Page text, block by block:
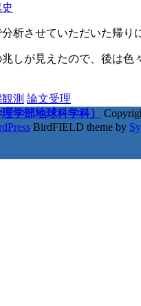
析させていただいた帰り
しが見えたので、後は色
測 論文受理
学部地球科学科）
BirdFIELD theme by